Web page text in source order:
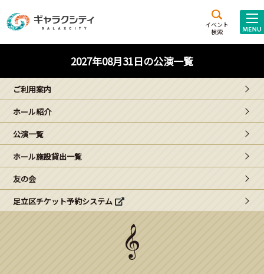
イベント
検索
施設案内
西新井
文化ホール
ギャラクシティとは
こどもみーてぃんぐ
Gがくえん
ブランドからのお知らせ
2027年08月31日の公演一覧
ご利用案内
ホール紹介
公演一覧
ホール施設貸出一覧
友の会
足立区チケット予約システム